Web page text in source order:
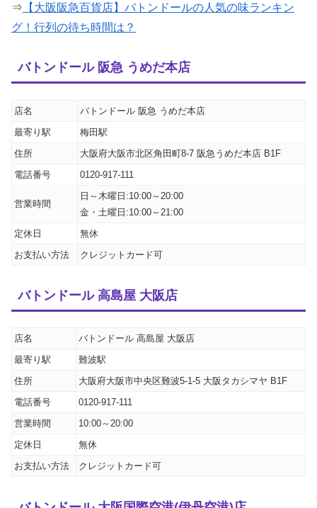
⇒ 【大阪阪急百貨店】バトンドールの人気の味ランキン
グ！行列の待ち時間は？
バトンドール 阪急 うめだ本店
店名
バトンドール 阪急 うめだ本店
最寄り駅
梅田駅
住所
大阪府大阪市北区角田町8-7 阪急うめだ本店 B1F
電話番号
0120-917-111
営業時間
日～木曜日:10:00～20:00
金・土曜日:10:00～21:00
定休日
無休
お支払い方法
クレジットカード可
バトンドール 高島屋 大阪店
店名
バトンドール 高島屋 大阪店
最寄り駅
難波駅
住所
大阪府大阪市中央区難波5-1-5 大阪タカシマヤ B1F
電話番号
0120-917-111
営業時間
10:00～20:00
定休日
無休
お支払い方法
クレジットカード可